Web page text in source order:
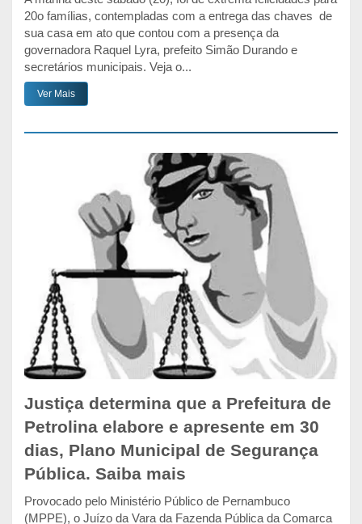
20o famílias, contempladas com a entrega das chaves de
sua casa em ato que contou com a presença da
governadora Raquel Lyra, prefeito Simão Durando e
secretários municipais. Veja o...
Ver Mais
Justiça determina que a Prefeitura de
Petrolina elabore e apresente em 30
dias, Plano Municipal de Segurança
Pública. Saiba mais
Provocado pelo Ministério Público de Pernambuco
(MPPE), o Juízo da Vara da Fazenda Pública da Comarca